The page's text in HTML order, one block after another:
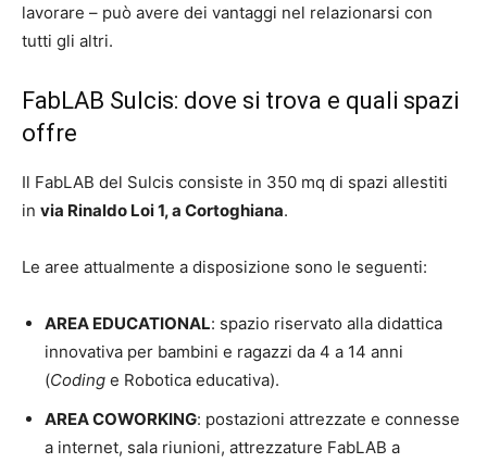
lavorare – può avere dei vantaggi nel relazionarsi con
tutti gli altri.
FabLAB Sulcis: dove si trova e quali spazi
offre
Il FabLAB del Sulcis consiste in 350 mq di spazi allestiti
in via Rinaldo Loi 1, a Cortoghiana.
Le aree attualmente a disposizione sono le seguenti:
AREA EDUCATIONAL: spazio riservato alla didattica
innovativa per bambini e ragazzi da 4 a 14 anni
(Coding e Robotica educativa).
AREA COWORKING: postazioni attrezzate e connesse
a internet, sala riunioni, attrezzature FabLAB a